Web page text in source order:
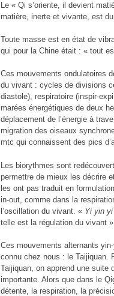
Le « Qi s’oriente, il devient
matière, inerte et vivante, est
Toute masse est en état de
qui pour la Chine était : « tout
Ces mouvements ondulatoires
du vivant : cycles de divisions
diastole), respiratoire (inspir-
marées énergétiques de deux
déplacement de l’énergie à
migration des oiseaux
mtc qui connaissent des pics
Les biorythmes sont
permettre de mieux les décrire
les ont pas traduit en
in-out, comme dans la
l’oscillation du vivant. « Yi yin
telle est la régulation du vivant ».
Ces mouvements alternants
connu chez nous : le Taijiquan.
Taijiquan, on apprend une suite
importante. Alors que dans le
détente, la respiration, la